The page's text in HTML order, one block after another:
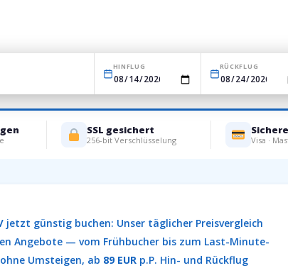
HINFLUG RÜCKFLUG
SSL gesichert
256-bit Verschlüsselung Visa ·
jetzt günstig buchen: Unser täglicher Preisvergleich
Angebote — vom Frühbucher bis zum Last-Minute-
Umsteigen, ab 89 EUR p.P. Hin- und Rückflug